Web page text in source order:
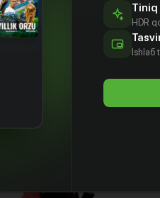
18
Шампейн, Иллинойс
Tiniq
HDR
Ishlаб